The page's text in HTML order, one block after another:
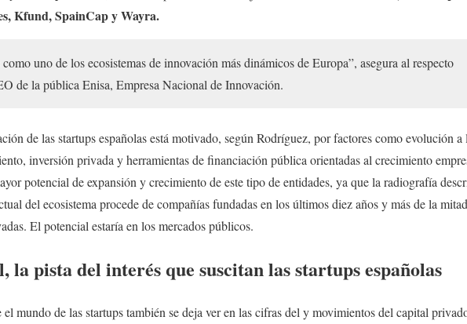
Kfund, SpainCap y Wayra.
uno de los ecosistemas de innovación más dinámicos de Europa”, asegura al respecto
de la pública Enisa, Empresa Nacional de Innovación.
de las startups españolas está motivado, según Rodríguez, por factores como evolución a
inversión privada y herramientas de financiación pública orientadas al crecimiento
potencial de expansión y crecimiento de este tipo de entidades, ya que la radiografía
del ecosistema procede de compañías fundadas en los últimos diez años y más de la mitad
El potencial estaría en los mercados públicos.
la pista del interés que suscitan las startups españolas
el mundo de las startups también se deja ver en las cifras del y movimientos del capital